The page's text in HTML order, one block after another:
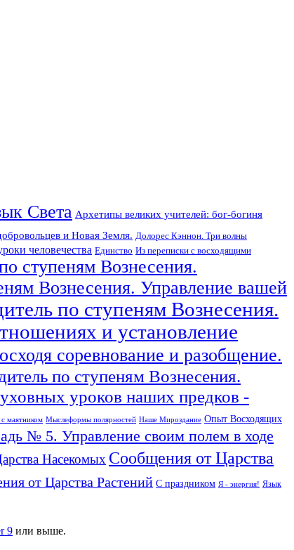
Света Архетипы великих учителей: бог-богиня
и Новая Земля. Долорес Кэннон. Три волны
человечества Единство Из переписки с восходящими
ступеням Вознесения.
Вознесения. Управление вашей
по ступеням Вознесения.
и установление
соревнование и разобщение.
по ступеням Вознесения.
уроков наших предков -
маятником Мыслеформы полярностей Наше Мироздание Опыт Восходящих
№ 5. Управление своим полем в ходе
Насекомых Сообщения от Царства
от Царства Растений С праздником Я - энергия! Язык
9 или выше.